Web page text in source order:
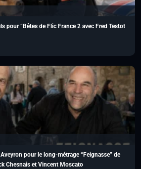
pour “Bêtes de Flic France 2 avec Fred Testot
pour le long-métrage “Feignasse” de
Chesnais et Vincent Moscato